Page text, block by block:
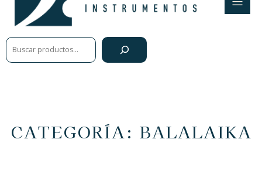
Buscar
CATEGORÍA: BALALAIKA